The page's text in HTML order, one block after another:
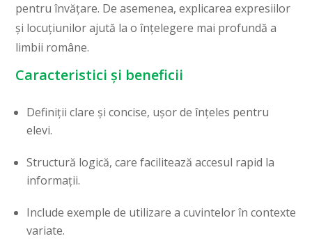
pentru învățare. De asemenea, explicarea expresiilor
și locuțiunilor ajută la o înțelegere mai profundă a
limbii române.
Caracteristici și beneficii
Definiții clare și concise, ușor de înțeles pentru
elevi.
Structură logică, care facilitează accesul rapid la
informații.
Include exemple de utilizare a cuvintelor în contexte
variate.